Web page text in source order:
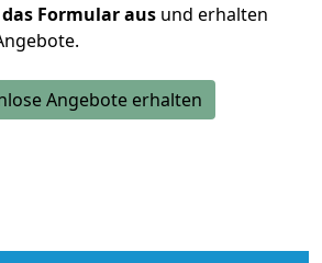
Formular aus und erhalten
Angebote erhalten